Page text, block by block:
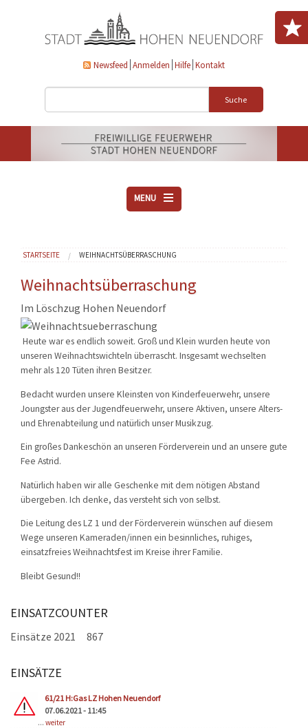
Newsfeed Anmelden Hilfe Kontakt
Suche
MENU
VEREINE
AKTUELLES
DOWNLOADS
KONTAKT
TECHNIK
EINSÄTZE
Sie sind hier
STARTSEITE WEIHNACHTSÜBERRASCHUNG
Weihnachtsüberraschung
Im Löschzug Hohen Neuendorf
Heute war es endlich soweit. Groß und Klein wurden heute von
unseren Weihnachtswichteln überrascht. Insgesamt wechselten
mehr als 120 Tüten ihren Besitzer.
Bedacht wurden unsere Kleinsten von Kinderfeuerwehr, unsere
Joungster aus der Jugendfeuerwehr, unsere Aktiven, unsere Alters-
und Ehrenabteilung und natürlich unser Musikzug.
Ein großes Dankeschön an unseren Förderverein und an unsere gute
Fee Astrid.
Natürlich haben wir alle Geschenke mit dem nötigen Abstand
übergeben. Ich denke, das versteht sich von selbst.
Die Leitung des LZ 1 und der Förderverein wünschen auf diesem
Wege unseren Kameraden/innen ein besinnliches, ruhiges,
einsatzfreies Weihnachtsfest im Kreise ihrer Familie.
Bleibt Gesund!!
EINSATZCOUNTER
Einsätze 2021 867
EINSÄTZE
61/21 H:Gas LZ Hohen Neuendorf
07.06.2021 - 11:45
... weiter
Seiten